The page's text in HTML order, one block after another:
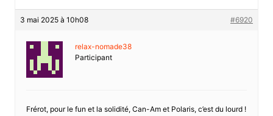
3 mai 2025 à 10h08 #6920
relax-nomade38
Participant
Frérot, pour le fun et la solidité, Can-Am et Polaris, c’est du lourd !